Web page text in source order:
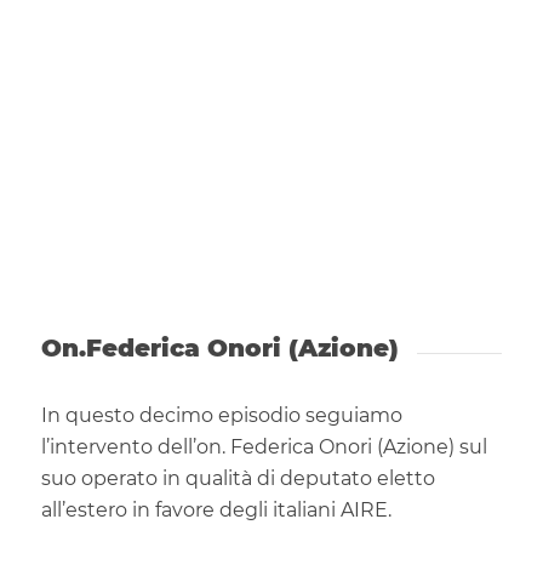
On.Federica Onori (Azione)
In questo decimo episodio seguiamo
l’intervento dell’on. Federica Onori (Azione) sul
suo operato in qualità di deputato eletto
all’estero in favore degli italiani AIRE.